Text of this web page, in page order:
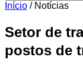
Início / Notícias
Setor de
postos de